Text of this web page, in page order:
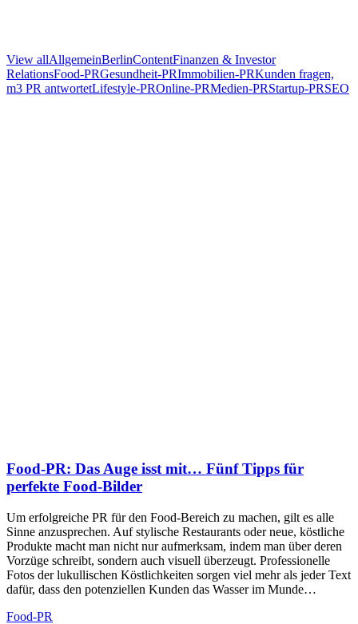
View allAllgemeinBerlinContentFinanzen & Investor
RelationsFood-PRGesundheit-PRImmobilien-PRKunden fragen,
m3 PR antwortetLifestyle-PROnline-PRMedien-PRStartup-PRSEO
Food-PR: Das Auge isst mit… Fünf Tipps für
perfekte Food-Bilder
Um erfolgreiche PR für den Food-Bereich zu machen, gilt es alle
Sinne anzusprechen. Auf stylische Restaurants oder neue, köstliche
Produkte macht man nicht nur aufmerksam, indem man über deren
Vorzüge schreibt, sondern auch visuell überzeugt. Professionelle
Fotos der lukullischen Köstlichkeiten sorgen viel mehr als jeder Text
dafür, dass den potenziellen Kunden das Wasser im Munde…
Food-PR